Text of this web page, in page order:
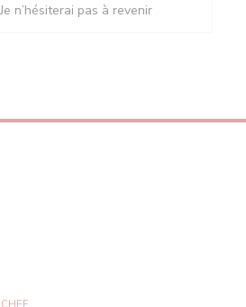
n’hésiterai pas à revenir
((ΑΝΟΊΓΕΙ ΣΕ ΝΈΟ ΠΑΡΆΘΥΡΟ))